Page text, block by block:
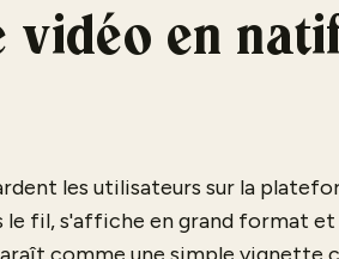
vidéo en
les utilisateurs sur la
fil, s'affiche en grand format